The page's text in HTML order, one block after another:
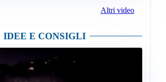
Altri video
IDEE E CONSIGLI